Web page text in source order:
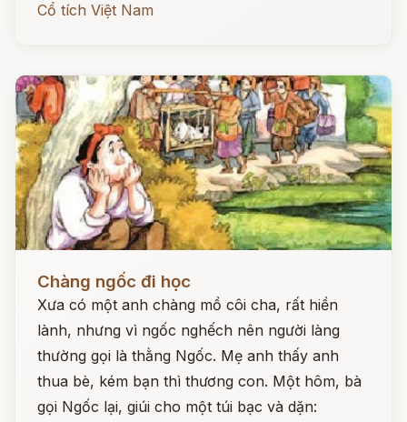
Cổ tích Việt Nam
Chàng ngốc đi học
Xưa có một anh chàng mồ côi cha, rất hiền
lành, nhưng vì ngốc nghếch nên người làng
thường gọi là thằng Ngốc. Mẹ anh thấy anh
thua bè, kém bạn thì thương con. Một hôm, bà
gọi Ngốc lại, giúi cho một túi bạc và dặn: